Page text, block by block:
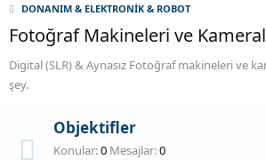
DONANIM & ELEKTRONİK & ROBOT
Fotoğraf Makineleri ve
Digital (SLR) & Aynasız Fotoğraf makineleri ve
şey.
Objektifler
Konular 0 Mesajlar 0